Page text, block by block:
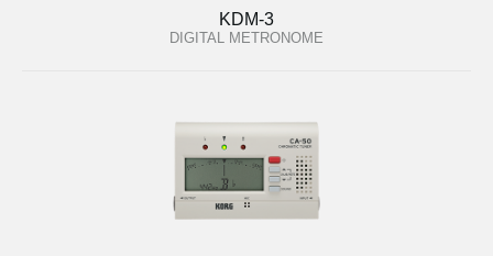
KDM-3
DIGITAL METRONOME